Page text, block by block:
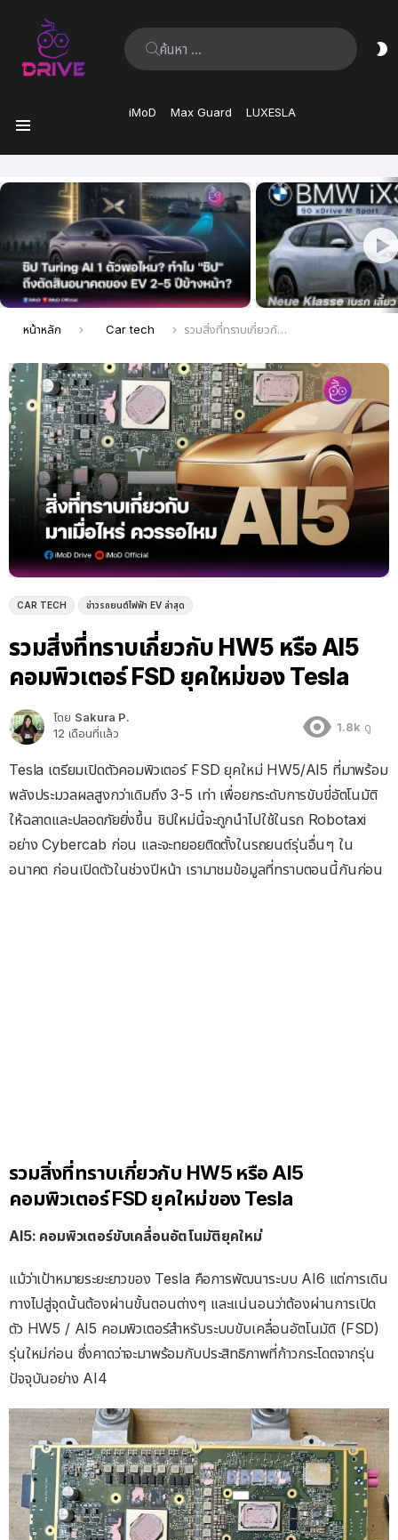
ค้นหา:
iMoD Max Guard LUXESLA
ล่าสุด
คุณอยู่ที่นี่:
หน้าหลัก Car tech รวมสิ่งที่ทราบเกี่ยวกับ HW5 หรือ AI5 คอมพิวเตอร์ FSD ยุคใหม่ของ Tesla
CAR TECH ข่าวรถยนต์ไฟฟ้า EV ล่าสุด
รวมสิ่งที่ทราบเกี่ยวกับ HW5 หรือ AI5
คอมพิวเตอร์ FSD ยุคใหม่ของ Tesla
โดย Sakura P.
12 เดือนที่แล้ว
1.8k ดู
Tesla เตรียมเปิดตัวคอมพิวเตอร์ FSD ยุคใหม่ HW5/AI5 ที่มาพร้อม
พลังประมวลผลสูงกว่าเดิมถึง 3-5 เท่า เพื่อยกระดับการขับขี่อัตโนมัติ
ให้ฉลาดและปลอดภัยยิ่งขึ้น ชิปใหม่นี้จะถูกนำไปใช้ในรถ Robotaxi
อย่าง Cybercab ก่อน และจะทยอยติดตั้งในรถยนต์รุ่นอื่นๆ ใน
อนาคต ก่อนเปิดตัวในช่วงปีหน้า เรามาชมข้อมูลที่ทราบตอนนี้กันก่อน
รวมสิ่งที่ทราบเกี่ยวกับ HW5 หรือ AI5
คอมพิวเตอร์ FSD ยุคใหม่ของ Tesla
AI5: คอมพิวเตอร์ขับเคลื่อนอัตโนมัติยุคใหม่
แม้ว่าเป้าหมายระยะยาวของ Tesla คือการพัฒนาระบบ AI6 แต่การเดิน
ทางไปสู่จุดนั้นต้องผ่านขั้นตอนต่างๆ และแน่นอนว่าต้องผ่านการเปิด
ตัว HW5 / AI5 คอมพิวเตอร์สำหรับระบบขับเคลื่อนอัตโนมัติ (FSD)
รุ่นใหม่ก่อน ซึ่งคาดว่าจะมาพร้อมกับประสิทธิภาพที่ก้าวกระโดดจากรุ่น
ปัจจุบันอย่าง AI4